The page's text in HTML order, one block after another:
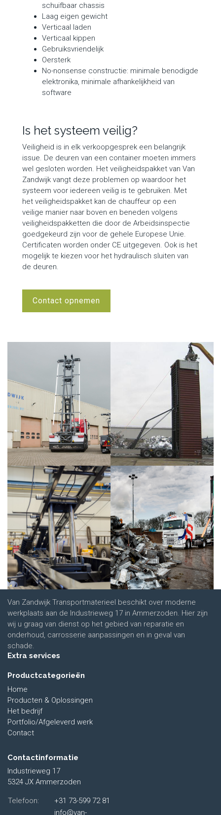
schuifbaar chassis
Laag eigen gewicht
Verticaal laden
Verticaal kippen
Gebruiksvriendelijk
Oersterk
No-nonsense constructie: minimale benodigde
elektronika, minimale afhankelijkheid van
software
Is het systeem veilig?
Veiligheid is in elk verkoopgesprek een belangrijk
issue. De deuren van een container moeten immers
wel gesloten worden. Het veiligheidspakket van Van
Zandwijk vangt deze problemen op waardoor het
systeem voor iedereen veilig is te gebruiken. Met
het veiligheidspakket kan de chauffeur op een
veilige manier naar boven en beneden volgens
veiligheidspakketten die door de Arbeidsinspectie
goedgekeurd zijn voor de gehele Europese Unie.
Certificaten worden onder CE uitgegeven. Ook is het
mogelijk te kiezen voor het hydraulisch sluiten van
de deuren.
Contact opnemen
Van Zandwijk Transportmaterieel beschikt over moderne
werkplaats aan de Industrieweg 17 in Ammerzoden. Hier zijn
wij u graag van dienst op het gebied van reparatie en
onderhoud, carrosserie aanpassingen en in geval van
schade.
Extra services
Productcategorieën
Home
Producten & Oplossingen
Het bedrijf
Portfolio/Afgeleverd werk
Contact
Contactinformatie
Industrieweg 17
5324 JX Ammerzoden
Telefoon:
+31 73-599 72 81
info@van-